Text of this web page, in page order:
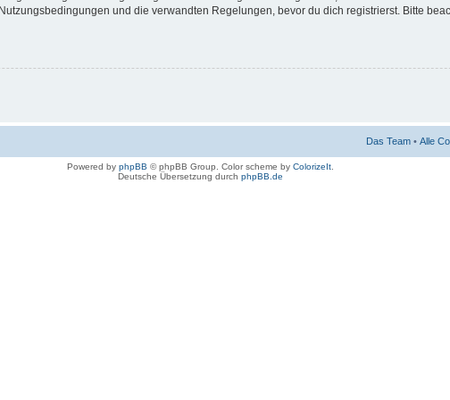
und die verwandten Regelungen, bevor du dich registrierst. Bitte
Das Team • Alle
Powered by phpBB © phpBB Group. Color scheme by ColorizeIt.
Deutsche Übersetzung durch phpBB.de